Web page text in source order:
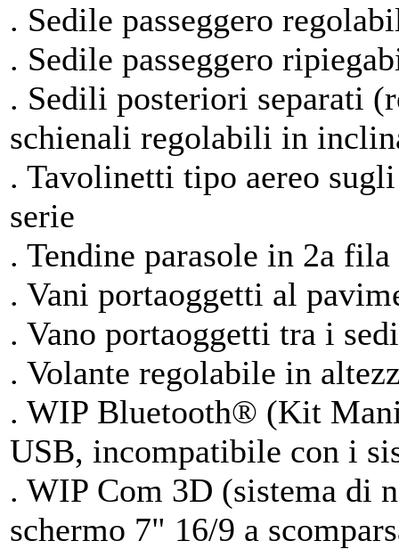
. Sedile passeggero
. Sedile passeggero
. Sedili posteriori separati
schienali regolabili in
. Tavolinetti tipo aereo
serie
. Tendine parasole in 2a
. Vani portaoggetti al
. Vano portaoggetti tra i
. Volante regolabile in
. WIP Bluetooth® (Kit
USB, incompatibile con i
. WIP Com 3D (sistema di
schermo 7" 16/9 a